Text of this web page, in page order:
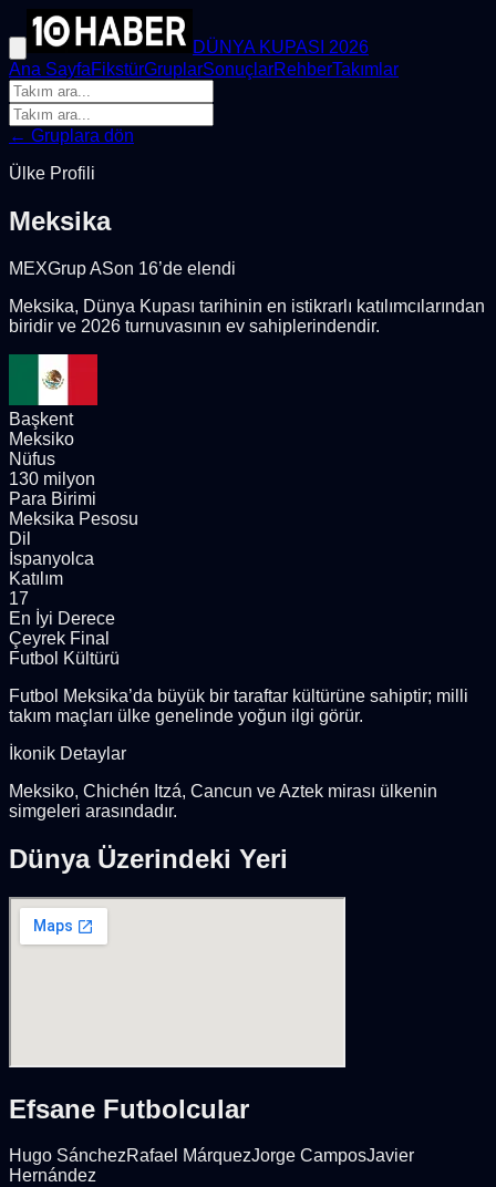
DÜNYA KUPASI 2026
Ana SayfaFikstürGruplarSonuçlarRehberTakımlar
← Gruplara dön
Ülke Profili
Meksika
MEXGrupASon 16’de elendi
Meksika, Dünya Kupası tarihinin en istikrarlı katılımcılarından
biridir ve 2026 turnuvasının ev sahiplerindendir.
Başkent
Meksiko
Nüfus
130 milyon
Para Birimi
Meksika Pesosu
Dil
İspanyolca
Katılım
17
En İyi Derece
Çeyrek Final
Futbol Kültürü
Futbol Meksika’da büyük bir taraftar kültürüne sahiptir; milli
takım maçları ülke genelinde yoğun ilgi görür.
İkonik Detaylar
Meksiko, Chichén Itzá, Cancun ve Aztek mirası ülkenin
simgeleri arasındadır.
Dünya Üzerindeki Yeri
Efsane Futbolcular
Hugo SánchezRafael MárquezJorge CamposJavier
Hernández